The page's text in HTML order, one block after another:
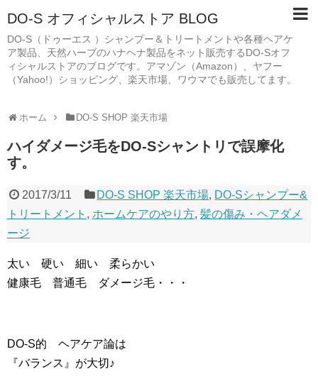
DO-S オフィシャルストア BLOG
DO-S（ドゥーエス ）シャンプー＆トリートメントや各種ヘアケ
ア製品、天然ハーブのハナヘナ製品をネット販売するDO-Sオフ
ィシャルストアのブログです。アマゾン（Amazon）、ヤフー
（Yahoo!）ショッピング、楽天市場、ワウマでも販売してます。
ホーム DO-S SHOP 楽天市場
ハイダメージ毛をDO-Sシャントリで誤摩化
す。
2017/3/11 DO-S SHOP 楽天市場, DO-Sシャンプー&
トリートメント , ホームケアのやり方, 髪の傷み・ヘアダメ
ージ
太い 硬い 細い 柔らかい
健康毛 普通毛 ダメージ毛・・・
DO-S的 ヘアケア論は
『バランス』が大切♪